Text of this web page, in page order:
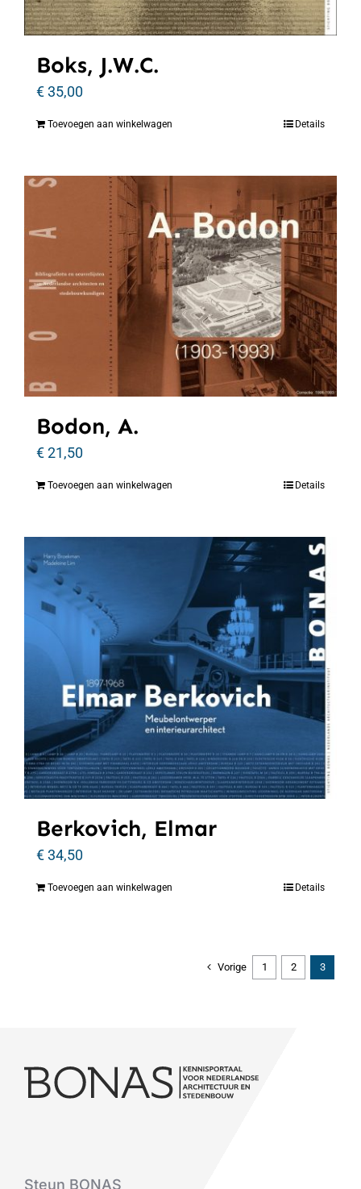
Boks, J.W.C.
€35,00
Toevoegen aan winkelwagen Details
Bodon, A.
€21,50
Toevoegen aan winkelwagen Details
Berkovich, Elmar
€34,50
Toevoegen aan winkelwagen Details
Vorige 1 2 3
Steun BONAS